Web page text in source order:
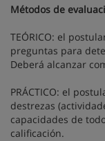
Métodos de
TEÓRICO: el
preguntas para
Deberá alcanzar
PRÁCTICO: el
destrezas
capacidades de
calificación.